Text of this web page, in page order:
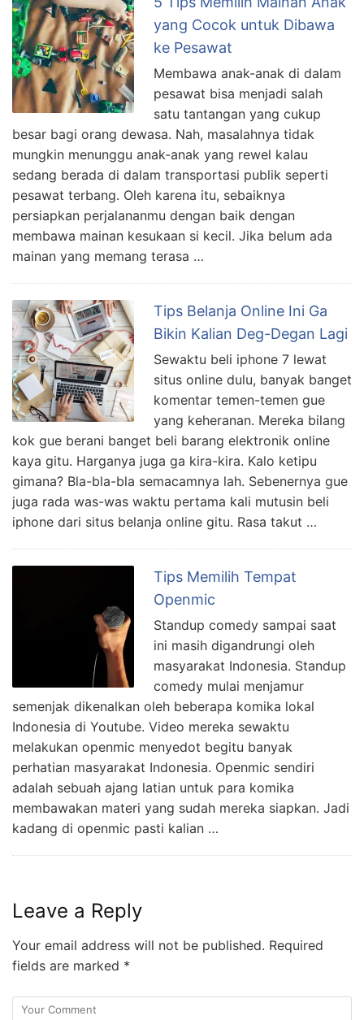
yang Cocok untuk Dibawa
ke Pesawat
Membawa anak-anak di dalam
pesawat bisa menjadi salah
satu tantangan yang cukup
besar bagi orang dewasa. Nah, masalahnya tidak
mungkin menunggu anak-anak yang rewel kalau
sedang berada di dalam transportasi publik seperti
pesawat terbang. Oleh karena itu, sebaiknya
persiapkan perjalananmu dengan baik dengan
membawa mainan kesukaan si kecil. Jika belum ada
mainan yang memang terasa …
Tips Belanja Online Ini Ga
Bikin Kalian Deg-Degan Lagi
Sewaktu beli iphone 7 lewat
situs online dulu, banyak banget
komentar temen-temen gue
yang keheranan. Mereka bilang
kok gue berani banget beli barang elektronik online
kaya gitu. Harganya juga ga kira-kira. Kalo ketipu
gimana? Bla-bla-bla semacamnya lah. Sebenernya gue
juga rada was-was waktu pertama kali mutusin beli
iphone dari situs belanja online gitu. Rasa takut …
Tips Memilih Tempat
Openmic
Standup comedy sampai saat
ini masih digandrungi oleh
masyarakat Indonesia. Standup
comedy mulai menjamur
semenjak dikenalkan oleh beberapa komika lokal
Indonesia di Youtube. Video mereka sewaktu
melakukan openmic menyedot begitu banyak
perhatian masyarakat Indonesia. Openmic sendiri
adalah sebuah ajang latian untuk para komika
membawakan materi yang sudah mereka siapkan. Jadi
kadang di openmic pasti kalian …
Leave a Reply
Your email address will not be published. Required
fields are marked *